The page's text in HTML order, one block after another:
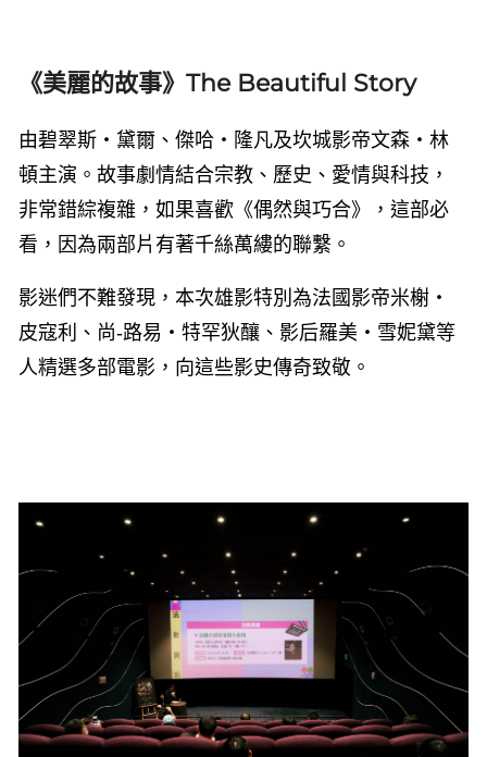
《美麗的故事》The Beautiful Story
由碧翠斯・黛爾、傑哈・隆凡及坎城影帝文森・林
頓主演。故事劇情結合宗教、歷史、愛情與科技，
非常錯綜複雜，如果喜歡《偶然與巧合》，這部必
看，因為兩部片有著千絲萬縷的聯繫。
影迷們不難發現，本次雄影特別為法國影帝米榭・
皮寇利、尚-路易・特罕狄釀、影后羅美・雪妮黛等
人精選多部電影，向這些影史傳奇致敬。